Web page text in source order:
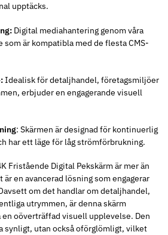
upptäcks.
Digital mediahantering genom våra
som är kompatibla med de flesta CMS-
Idealisk för detaljhandel, företagsmiljöer
erbjuder en engagerande visuell
: Skärmen är designad för kontinuerlig
har ett läge för låg strömförbrukning.
Fristående Digital Pekskärm är mer än
är en avancerad lösning som engagerar
om det handlar om detaljhandel,
utrymmen, är denna skärm
oöverträffad visuell upplevelse. Den
synligt, utan också oförglömligt, vilket